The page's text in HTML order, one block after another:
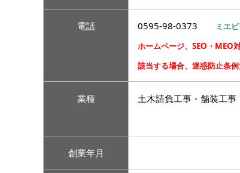
電話 0595-98-0373
ミエ
ホームページ、SEO・MEO
該当する場合、迷惑防止条
業種 土木請負工事・舗装工
創業年月